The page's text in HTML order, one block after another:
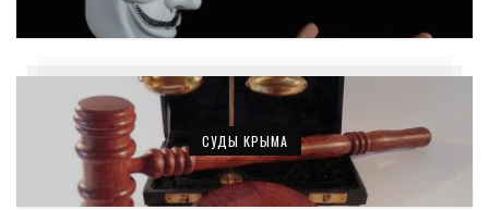
СУДЫ КРЫМА